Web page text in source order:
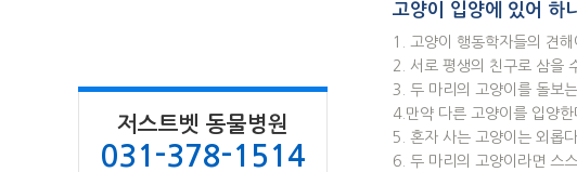
저스트벳 동물병원
031-378-1514
고양이 입양에 있어 하
1. 고양이 행동학자들의 견
2. 서로 평생의 친구로 삼을
3. 두 마리의 고양이를 돌보
4.만약 다른 고양이를 입양
5. 혼자 사는 고양이는 외롭다.
6. 두 마리의 고양이라면 스